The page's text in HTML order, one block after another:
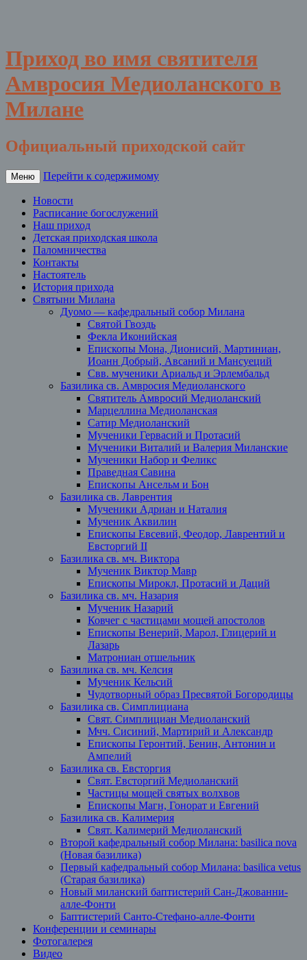
Приход во имя святителя
Амвросия Медиоланского в
Милане
Официальный приходской сайт
Меню Перейти к содержимому
Новости
Расписание богослужений
Наш приход
Детская приходская школа
Паломничества
Контакты
Настоятель
История прихода
Святыни Милана
Дуомо — кафедральный собор Милана
Святой Гвоздь
Фекла Иконийская
Епископы Мона, Дионисий, Мартиниан,
Иоанн Добрый, Авсаний и Мансуеций
Свв. мученики Ариальд и Эрлембальд
Базилика св. Амвросия Медиоланского
Святитель Амвросий Медиоланский
Марцеллина Медиоланская
Сатир Медиоланский
Мученики Гервасий и Протасий
Мученики Виталий и Валерия Миланские
Мученики Набор и Феликс
Праведная Савина
Епископы Ансельм и Бон
Базилика св. Лаврентия
Мученики Адриан и Наталия
Мученик Аквилин
Епископы Евсевий, Феодор, Лаврентий и
Евсторгий II
Базилика св. мч. Виктора
Мученик Виктор Мавр
Епископы Мирокл, Протасий и Даций
Базилика св. мч. Назария
Мученик Назарий
Ковчег с частицами мощей апостолов
Епископы Венерий, Марол, Глицерий и
Лазарь
Матрониан отшельник
Базилика св. мч. Келсия
Мученик Кельсий
Чудотворный образ Пресвятой Богородицы
Базилика св. Симплициана
Свят. Симплициан Медиоланский
Мчч. Сисиний, Мартирий и Александр
Епископы Геронтий, Бенин, Антонин и
Ампелий
Базилика св. Евсторгия
Свят. Евсторгий Медиоланский
Частицы мощей святых волхвов
Епископы Магн, Гонорат и Евгений
Базилика св. Калимерия
Свят. Калимерий Медиоланский
Второй кафедральный собор Милана: basilica nova
(Новая базилика)
Первый кафедральный собор Милана: basilica vetus
(Старая базилика)
Новый миланский баптистерий Сан-Джованни-
алле-Фонти
Баптистерий Санто-Стефано-алле-Фонти
Конференции и семинары
Фотогалерея
Видео